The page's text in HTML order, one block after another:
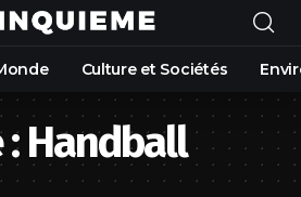
Culture et Sociétés
Handball